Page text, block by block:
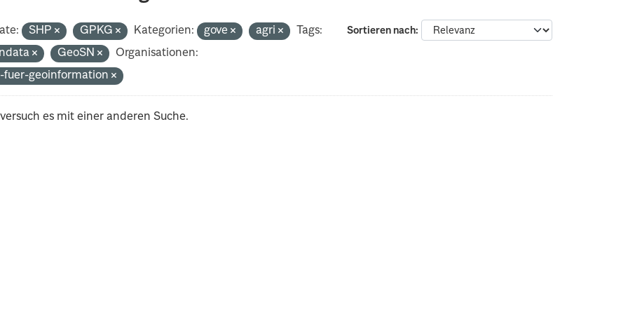
Sortieren nach
SHP GPKG Kategorien: gove agri
Tags:
GeoSN
Organisationen:
fuer-geoinformation
es mit einer anderen Suche.